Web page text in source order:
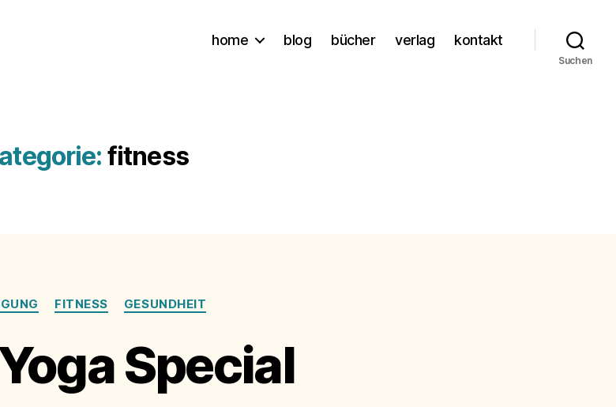
home blog bücher verlag kontakt
Suchen
fitness
Kategorien
FITNESS GESUNDHEIT
Special